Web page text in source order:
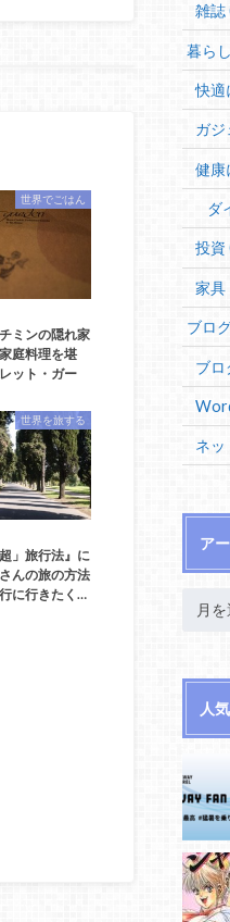
世界でごはん
ミンの隠れ家
庭料理を堪
ット・ガー
世界を旅する
」旅行法』に
んの旅の方法
に行きたく…
雑誌
暮ら
快適
ガジ
健康
ダ
投資
家具
ブロ
ブロ
ネッ
ア
人